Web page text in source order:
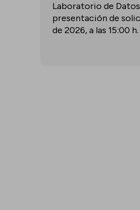
Laboratorio de Datos
presentación de
de 2026, a las 15:00 h.